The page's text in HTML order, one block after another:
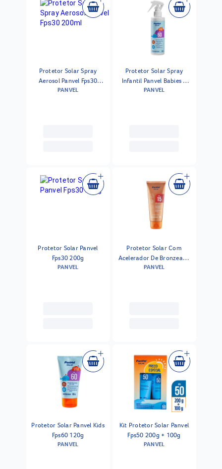
Protetor Solar Spray
Aerosol Panvel Fps30
200ml
PANVEL
Protetor Solar Spray
Infantil Panvel Babies E
Kids Fps60 180ml
PANVEL
Protetor Solar Panvel
Fps30 200g
PANVEL
Protetor Solar Com
Acelerador De Bronzeado
Panvel Fps 15 200g
PANVEL
Protetor Solar Panvel Kids
Fps60 120g
PANVEL
Kit Protetor Solar Panvel
Fps50 200g + 100g
PANVEL